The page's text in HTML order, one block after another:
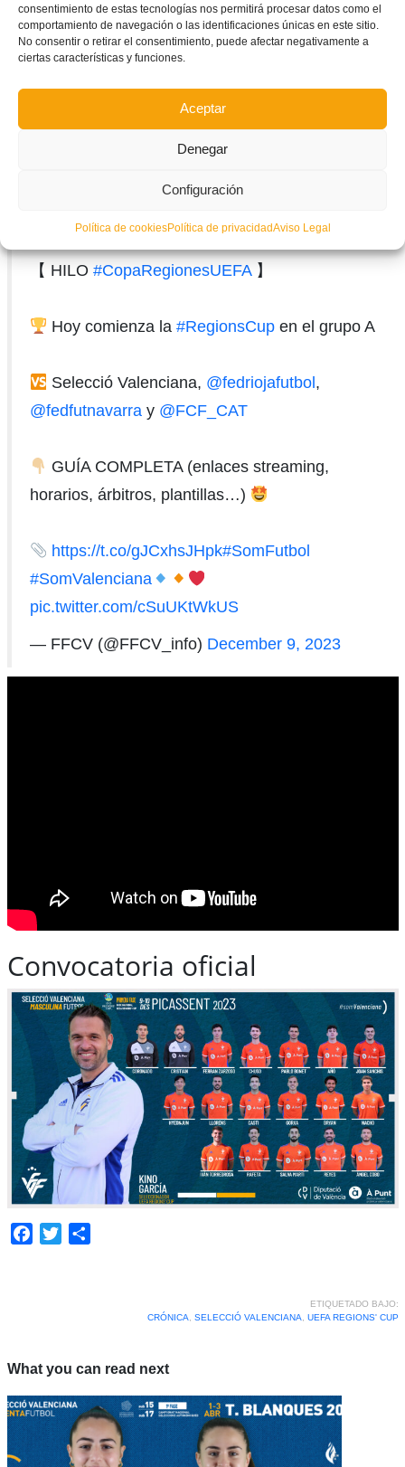
consentimiento de estas tecnologías nos permitirá procesar datos como el
comportamiento de navegación o las identificaciones únicas en este sitio.
No consentir o retirar el consentimiento, puede afectar negativamente a
ciertas características y funciones.
Aceptar
Denegar
Configuración
Política de cookiesPolítica de privacidadAviso Legal
Así lo vivimos en Twitter
【 HILO #CopaRegionesUEFA】
Hoy comienza la#RegionsCup en el grupo A
Selecció Valenciana, @fedriojafutbol,
@fedfutnavarray @FCF_CAT
GUÍA COMPLETA (enlaces streaming,
horarios, árbitros, plantillas…)
https://t.co/gJCxhsJHpk#SomFutbol
#SomValenciana
pic.twitter.com/cSuUKtWkUS
— FFCV (@FFCV_info) December 9, 2023
Convocatoria oficial
Facebook
Twitter
ETIQUETADO BAJO:
CRÓNICA, SELECCIÓ VALENCIANA, UEFA REGIONS' CUP
What you can read next